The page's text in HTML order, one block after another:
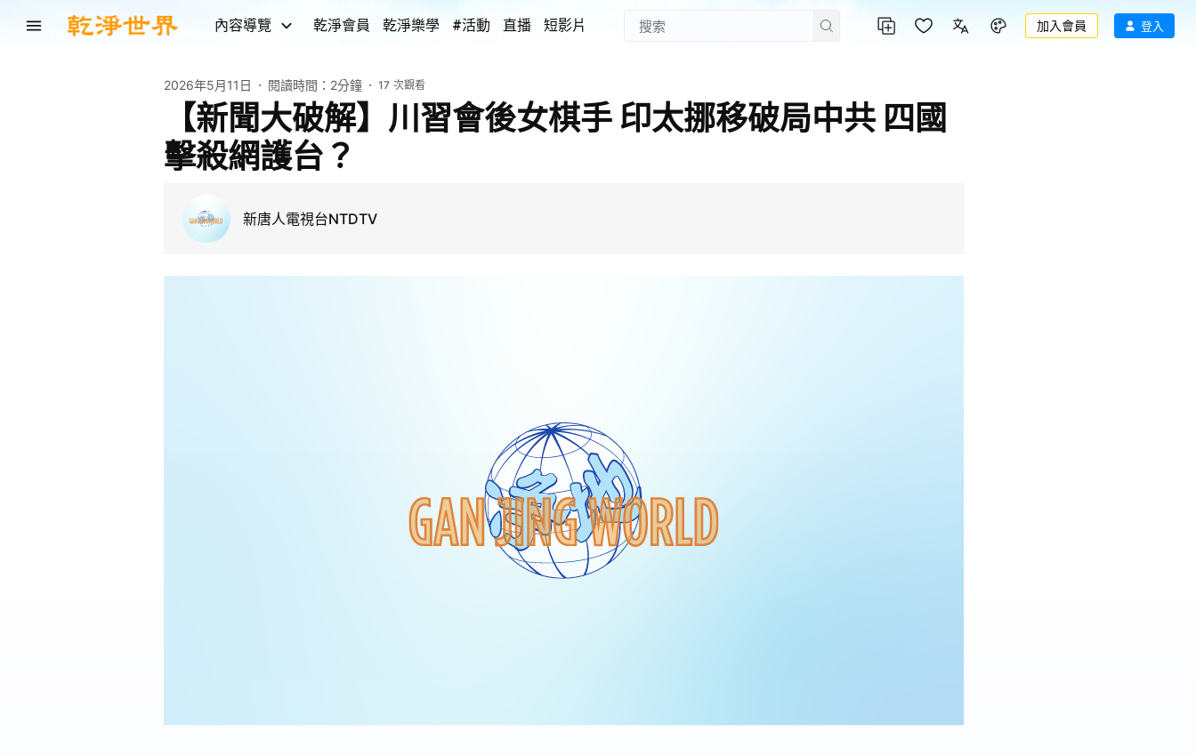
內容導覽 乾淨會員 乾淨樂學 #活動 直播 短影片 加入會員 登入
2026年5月11日 閱讀時間： 2分鐘 17 次觀看
【新聞大破解】川習會後女棋手 印太挪移破局中共 四國
擊殺網護台？
新唐人電視台NTDTV